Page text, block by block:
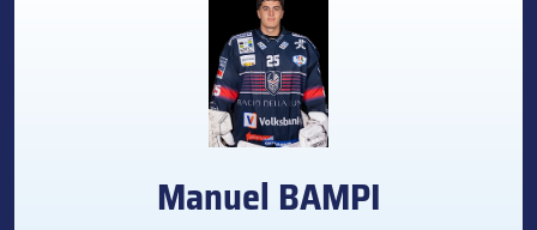
Manuel BAMPI